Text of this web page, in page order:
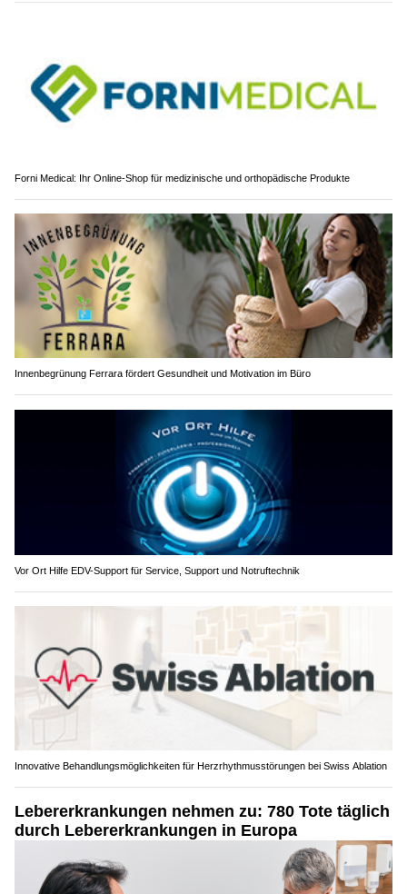
Forni Medical: Ihr Online-Shop für medizinische und orthopädische Produkte
Innenbegrünung Ferrara fördert Gesundheit und Motivation im Büro
Vor Ort Hilfe EDV-Support für Service, Support und Notruftechnik
Innovative Behandlungsmöglichkeiten für Herzrhythmusstörungen bei Swiss Ablation
Lebererkrankungen nehmen zu: 780 Tote täglich
durch Lebererkrankungen in Europa